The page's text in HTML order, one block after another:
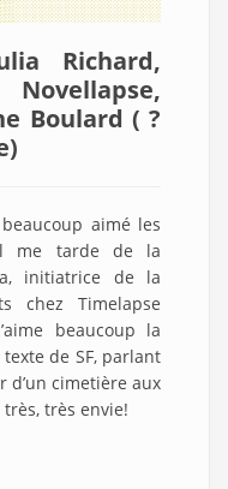
Richard,
Boulard ( ?
)
aimé les
me tarde de la
initiatrice de la
chez Timelapse
beaucoup la
de SF, parlant
d’un cimetière aux
très envie!